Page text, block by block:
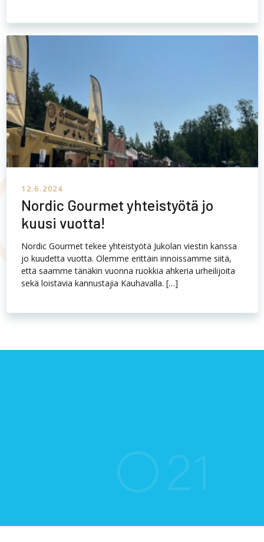
12.6.2024
Nordic Gourmet yhteistyötä jo
kuusi vuotta!
Nordic Gourmet tekee yhteistyötä Jukolan viestin kanssa
jo kuudetta vuotta. Olemme erittäin innoissamme siitä,
että saamme tänäkin vuonna ruokkia ahkeria urheilijoita
sekä loistavia kannustajia Kauhavalla. […]